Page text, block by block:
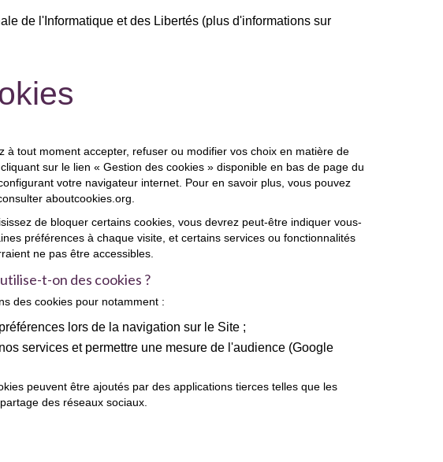
de l'Informatique et des Libertés (plus d'informations sur
à tout moment accepter, refuser ou modifier vos choix en matière de
sur le lien « Gestion des cookies » disponible en bas de page du
votre navigateur internet. Pour en savoir plus, vous pouvez
aboutcookies.org
de bloquer certains cookies, vous devrez peut-être indiquer vous-
préférences à chaque visite, et certains services ou fonctionnalités
ne pas être accessibles.
t-on des cookies ?
des cookies pour notamment :
lors de la navigation sur le Site ;
services et permettre une mesure de l'audience (Google
peuvent être ajoutés par des applications tierces telles que les
des réseaux sociaux.